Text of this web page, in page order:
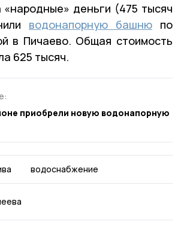
«народные» деньги (475 тысяч
водонапорную башню по
в Пичаево. Общая стоимость
625 тысяч.
приобрели новую водонапорную
водоснабжение